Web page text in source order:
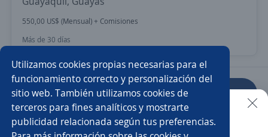
Utilizamos cookies propias necesarias para el
funcionamiento correcto y personalización del
sitio web. También utilizamos cookies de
terceros para fines analíticos y mostrarte
publicidad relacionada según tus preferencias.
550,00 US$ (Mensual) + Comisiones
Más de 30 días
Anterior Siguiente
Buscar es más fácil en la app